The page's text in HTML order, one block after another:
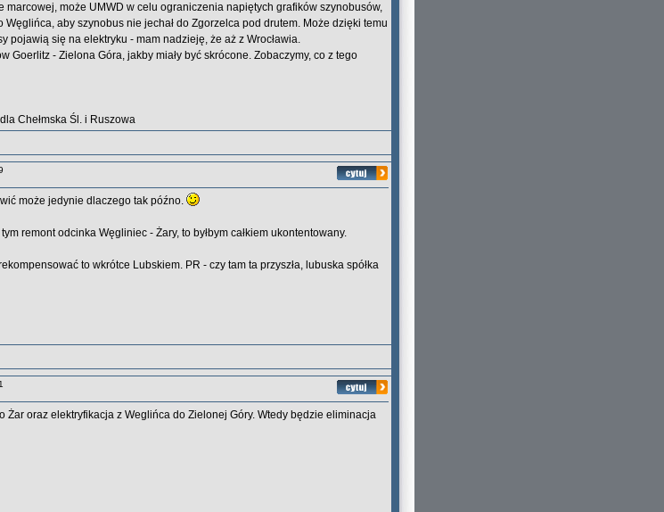
marcowej, może UMWD w celu ograniczenia napiętych grafików szynobusów,
aby szynobus nie jechał do Zgorzelca pod drutem. Może dzięki temu
pojawią się na elektryku - mam nadzieję, że aż z Wrocławia.
Goerlitz - Zielona Góra, jakby miały być skrócone. Zobaczymy, co z tego
Chełmska Śl. i Ruszowa
może jedynie dlaczego tak późno.
remont odcinka Węgliniec - Żary, to byłbym całkiem ukontentowany.
to wkrótce Lubskiem. PR - czy tam ta przyszła, lubuska spółka
Żar oraz elektryfikacja z Weglińca do Zielonej Góry. Wtedy będzie eliminacja